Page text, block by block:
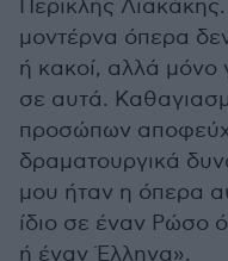
Περικλής
μοντέρνα όπερα
ή κακοί, αλλά μόνο
σε αυτά.
προσώπων
δραματουργικά
μου ήταν η όπερα
ίδιο σε έναν Ρώσο
ή έναν Έλληνα».